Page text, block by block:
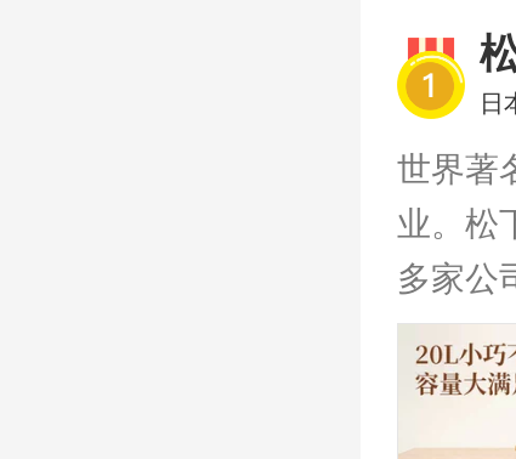
日
世界著
业。松
多家公
54，
元，
热，美